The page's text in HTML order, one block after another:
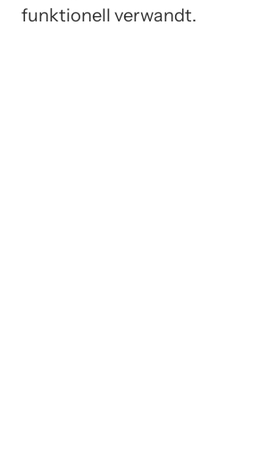
funktionell verwandt.